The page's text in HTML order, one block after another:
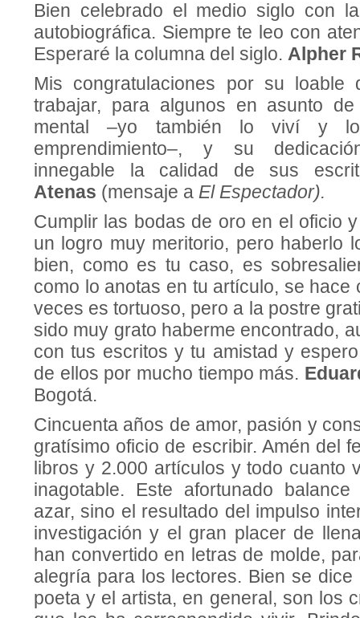
Bien celebrado el medio siglo con
autobiográfica. Siempre te leo con
Esperaré la columna del siglo. Alpher
Mis congratulaciones por su loable
trabajar, para algunos en asunto
mental –yo también lo viví y
emprendimiento–, y su
innegable la calidad de sus
Atenas (mensaje a El Espectador).
Cumplir las bodas de oro en el oficio
un logro muy meritorio, pero haberlo
bien, como es tu caso, es
como lo anotas en tu artículo, se hace
veces es tortuoso, pero a la postre
sido muy grato haberme encontrado,
con tus escritos y tu amistad y
de ellos por mucho tiempo más.
Bogotá.
Cincuenta años de amor, pasión y
gratísimo oficio de escribir. Amén del
libros y 2.000 artículos y todo cuanto
inagotable. Este afortunado
azar, sino el resultado del impulso
investigación y el gran placer de
han convertido en letras de molde,
alegría para los lectores. Bien se
poeta y el artista, en general, son los